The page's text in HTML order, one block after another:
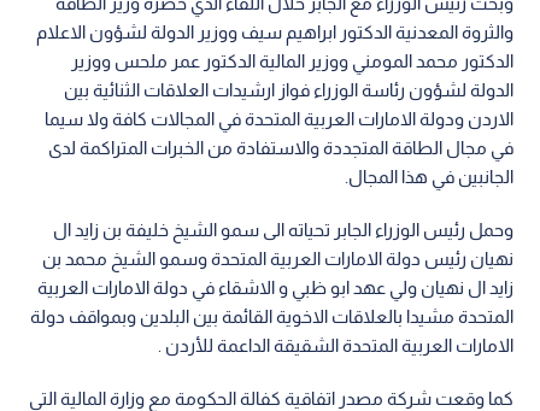
والثروة المعدنية الدكتور ابراهيم سيف ووزير الدولة لشؤون الاعلام
الدكتور محمد المومني ووزير المالية الدكتور عمر ملحس ووزير
الدولة لشؤون رئاسة الوزراء فواز ارشيدات العلاقات الثنائية بين
الاردن ودولة الامارات العربية المتحدة في المجالات كافة ولا سيما
في مجال الطاقة المتجددة والاستفادة من الخبرات المتراكمة لدى
الجانبين في هذا المجال.
وحمل رئيس الوزراء الجابر تحياته الى سمو الشيخ خليفة بن زايد ال
نهيان رئيس دولة الامارات العربية المتحدة وسمو الشيخ محمد بن
زايد ال نهيان ولي عهد ابو ظبي و الاشقاء في دولة الامارات العربية
المتحدة مشيدا بالعلاقات الاخوية القائمة بين البلدين وبمواقف دولة
الامارات العربية المتحدة الشقيقة الداعمة للأردن .
كما وقعت شركة مصدر اتفاقية كفالة الحكومة مع وزارة المالية التي